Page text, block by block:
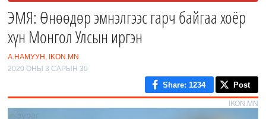
ЭМЯ: Өнөөдөр эмнэлгээс гарч байгаа хоёр
хүн Монгол Улсын иргэн
А.НАМУУН, IKON.MN
2020 ОНЫ 3 САРЫН 30
Share: 1234 Post
IKON.MN